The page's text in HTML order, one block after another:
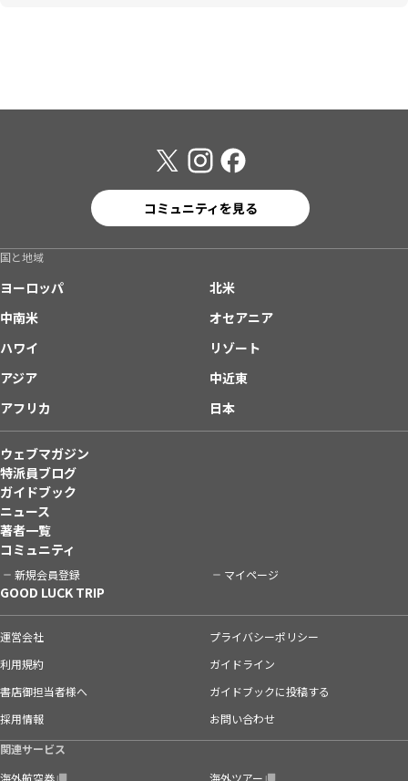
コミュニティを見る
国と地域
ヨーロッパ
北米
中南米
オセアニア
ハワイ
リゾート
アジア
中近東
アフリカ
日本
ウェブマガジン
特派員ブログ
ガイドブック
ニュース
著者一覧
コミュニティ
新規会員登録 マイページ
GOOD LUCK TRIP
運営会社
プライバシーポリシー
利用規約
ガイドライン
書店御担当者様へ
ガイドブックに投稿する
採用情報
お問い合わせ
関連サービス
海外航空券
海外ツアー